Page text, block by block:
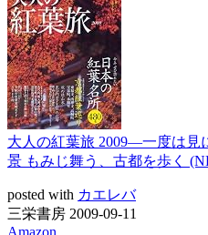
大人の紅葉旅 2009―一度は見
景 もみじ舞う、古都を歩く
posted with カエレバ
三栄書房 2009-09-11
Amazon